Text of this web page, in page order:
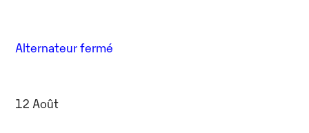
Alternateur fermé
12 Août